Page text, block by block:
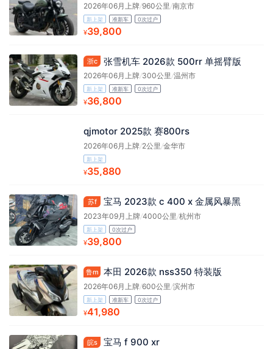
2026年06月上牌/960公里 /南京市
新上架 准新车 0次过户
¥39,800
浙c 张雪机车 2026款 500rr 单摇臂版
2026年06月上牌/300公里/温州市
新上架 准新车 0次过户
¥36,800
qjmotor 2025款 赛800rs
2026年06月上牌/2公里/金华市
新上架
¥35,880
苏f 宝马 2023款 c 400 x 金属风暴黑
2023年09月上牌/4000公里/杭州市
新上架 0次过户
¥39,800
鲁m 本田 2026款 nss350 特装版
2026年06月上牌/600公里/滨州市
新上架 准新车 0次过户
¥41,980
皖s 宝马 f 900 xr